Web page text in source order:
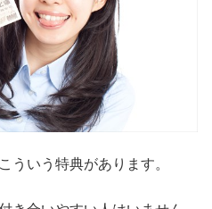
ういう特典があります。